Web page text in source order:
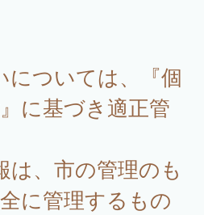
ついては、『個
に基づき適正管
、市の管理のも
に管理するもの